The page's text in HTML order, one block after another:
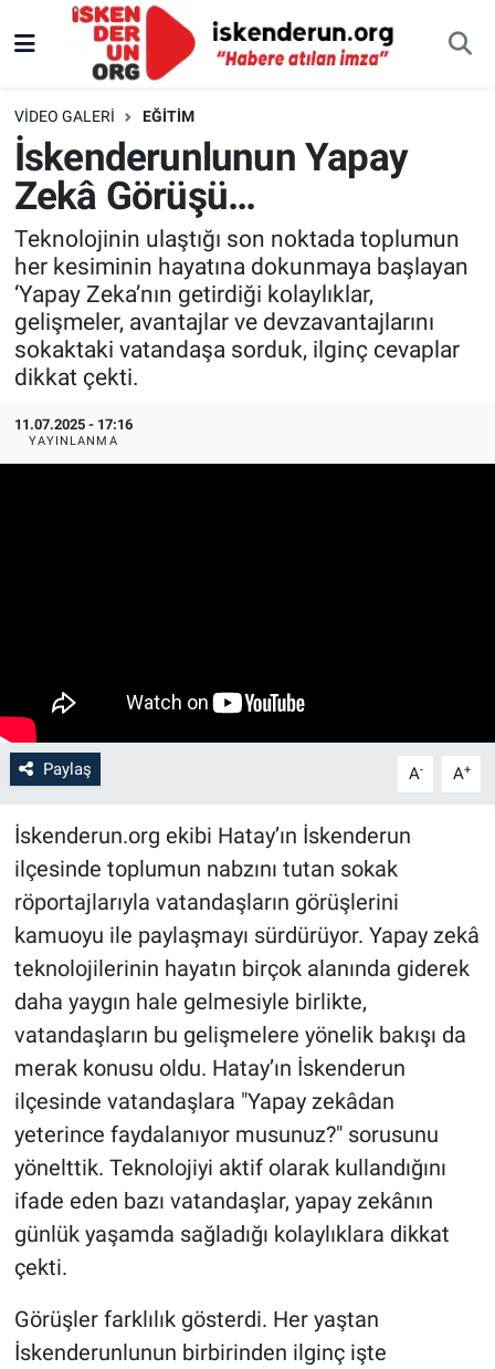
VIDEO GALERI EĞITIM
İskenderunlunun Yapay
Zekâ Görüşü…
Teknolojinin ulaştığı son noktada toplumun
her kesiminin hayatına dokunmaya başlayan
‘Yapay Zeka’nın getirdiği kolaylıklar,
gelişmeler, avantajlar ve devzavantajlarını
sokaktaki vatandaşa sorduk, ilginç cevaplar
dikkat çekti.
11.07.2025 - 17:16
YAYINLANMA
Paylaş A- A+
İskenderun.org ekibi Hatay’ın İskenderun
ilçesinde toplumun nabzını tutan sokak
röportajlarıyla vatandaşların görüşlerini
kamuoyu ile paylaşmayı sürdürüyor. Yapay zekâ
teknolojilerinin hayatın birçok alanında giderek
daha yaygın hale gelmesiyle birlikte,
vatandaşların bu gelişmelere yönelik bakışı da
merak konusu oldu. Hatay’ın İskenderun
ilçesinde vatandaşlara "Yapay zekâdan
yeterince faydalanıyor musunuz?" sorusunu
yönelttik. Teknolojiyi aktif olarak kullandığını
ifade eden bazı vatandaşlar, yapay zekânın
günlük yaşamda sağladığı kolaylıklara dikkat
çekti.
Görüşler farklılık gösterdi. Her yaştan
İskenderunlunun birbirinden ilginç işte